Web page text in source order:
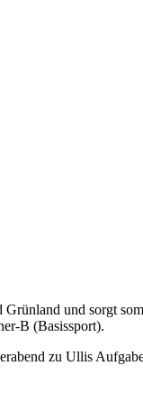
und sorgt
B (Basissport).
zu Ullis